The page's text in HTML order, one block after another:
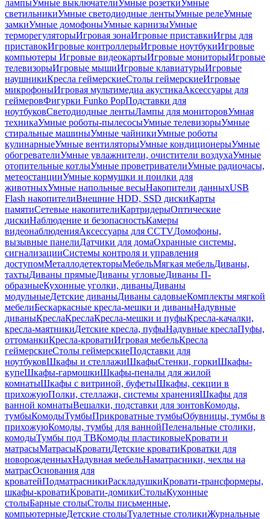
лампыУмные выключателиУмные розеткиУмные
светильникиУмные светодиодные лентыУмные релеУмные
замкиУмные домофоныУмные карнизыУмные
терморегуляторыИгровая зонаИгровые приставкиИгры для
приставокИгровые контроллерыИгровые ноутбукиИгровые
компьютеры Игровые видеокартыИгровые мониторыИгровые
телевизорыИгровые мышиИгровые клавиатурыИгровые
наушникиКресла геймерскиеСтолы геймерскиеИгровые
микрофоныИгровая мультимедиа акустикаАксессуары для
геймеровФигурки Funko PopПодставки для
ноутбуковСветодиодные лентыЛампы для мониторовУмная
техникаУмные роботы-пылесосыУмные телевизорыУмные
стиральные машиныУмные чайникиУмные роботы
кулинарныеУмные вентиляторыУмные кондиционерыУмные
обогревателиУмные увлажнители, очистители воздухаУмные
отопительные котлыУмные проветривателиУмные радиочасы,
метеостанцииУмные кормушки и поилки для
животныхУмные напольные весыНакопители данныхUSB
Flash накопителиВнешние HDD, SSD дискиКарты
памятиСетевые накопителиКартридерыОптические
дискиНаблюдение и безопасностьКамеры
видеонаблюденияАксессуары для CCTVДомофоны,
вызывные панелиДатчики для домаОхранные системы,
сигнализацииСистемы контроля и управления
доступомМеталлодетекторыМебельМягкая мебельДиваны,
тахтыДиваны прямыеДиваны угловыеДиваны П-
образныеКухонные уголки, диваныДиваны
модульныеДетские диваныДиваны садовыеКомплекты мягкой
мебелиБескаркасные кресла-мешки и диваныНадувные
диваныКреслаКреслаКресла-мешки и пуфыКресла-качалки,
кресла-маятникиДетские кресла, пуфыНадувные креслаПуфы,
оттоманкиКресла-кроватиИгровая мебельКресла
геймерскиеСтолы геймерскиеПодставки для
ноутбуковШкафы и стеллажиШкафыСтенки, горкиШкафы-
купеШкафы-гармошкиШкафы-пеналы для жилой
комнатыШкафы с витриной, буфетыШкафы, секции в
прихожуюПолки, стеллажи, системы храненияШкафы для
ванной комнатыВешалки, подставки для зонтовКомоды,
тумбыКомодыТумбыПрикроватные тумбыОбувницы, тумбы в
прихожуюКомоды, тумбы для ваннойПеленальные столики,
комодыТумбы под ТВКомоды пластиковыеКровати и
матрасыМатрасыКроватиДетские кроватиКроватки для
новорожденныхНадувная мебельНаматрасники, чехлы на
матрасОснования для
кроватейПодматрасникиРаскладушкиКровати-трансформеры,
шкафы-кроватиКровати-домикиСтолыКухонные
столыБарные столыСтолы письменные,
компьютерныеДетские столыТуалетные столикиЖурнальные